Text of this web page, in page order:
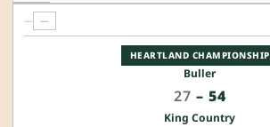
HEARTLAND CHAMPIONSHIP
Buller
27 – 54
King Country
— —